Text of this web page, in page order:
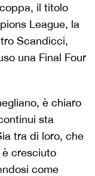
il titolo
League, la
Scandicci,
una Final Four
è chiaro
sta
tra di loro, che
cresciuto
come